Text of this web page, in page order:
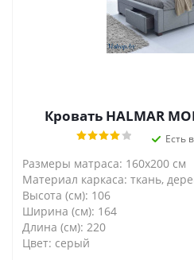
Кровать HALMAR
Есть
Размеры матраса: 160х200 см
Материал каркаса: ткань,
Высота (см): 106
Ширина (см): 164
Длина (см): 220
Цвет: серый